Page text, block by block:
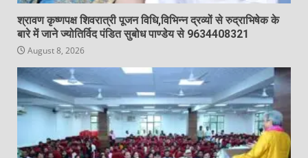
श्रावण कृष्णपक्ष शिवरात्री पूजन विधि,विभिन्न द्रव्यों से रुद्राभिषेक के
बारे में जाने ज्योतिर्विद पंडित सुबोध पाण्डेय से 9634408321
August 8, 2026